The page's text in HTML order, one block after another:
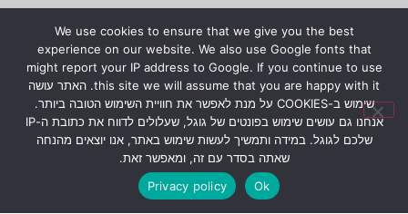
שתפו את המידע!
© כל הזכויות שמורות לירון רז. המידע המוצג באתר לא
מהווה הבטחה להצלחת גידול צמחים טורפים, אלא קווים
כלליים בלבד לגידולם.
We use cookies to ensure that we give you the best
experience on our website. We also use Google fonts that
might report your IP address to Google. If you continue to use
this site we will assume that you are happy with it. האתר עושה
שימוש ב-COOKIES על מנת לאפשר את חוויית השימוש הטובה ביותר.
אנחנו גם עושים שימוש בפונטים של גוגל, שעלולים לדווח את כתובת ה-IP
שלכם לגוגל. במידה ותמשיך לעשות שימוש באתר, אנו יוצאים מהנחה
שאתה בסדר עם זה, ומאפשר זאת.
Ok
Privacy policy